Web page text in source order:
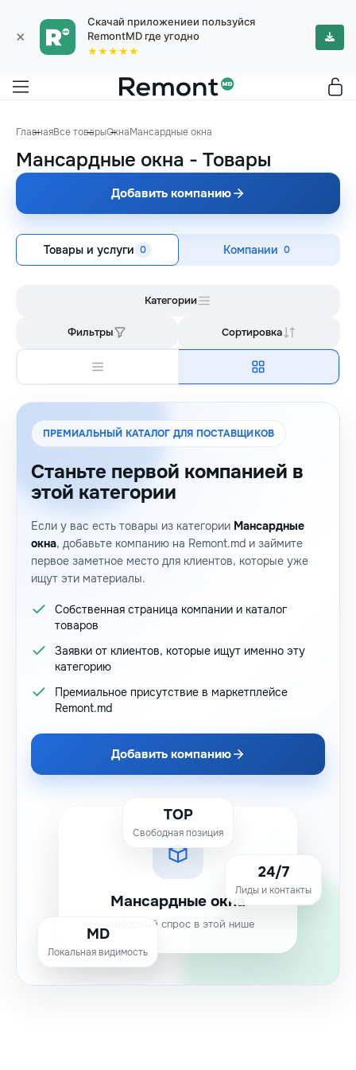
×
Скачай приложениеи пользуйся
RemontMD где угодно
★★★★★
ГлавнаяВсе товарыОкнаМансардные окна
Мансардные окна - Товары
Добавить компанию
Товары и услуги 0 Компании 0
Категории
Фильтры Сортировка
ПРЕМИАЛЬНЫЙ КАТАЛОГ ДЛЯ ПОСТАВЩИКОВ
Станьте первой компанией в
этой категории
Если у вас есть товары из категории Мансардные
окна, добавьте компанию на Remont.md и займите
первое заметное место для клиентов, которые уже
ищут эти материалы.
Собственная страница компании и каталог
товаров
Заявки от клиентов, которые ищут именно эту
категорию
Премиальное присутствие в маркетплейсе
Remont.md
Добавить компанию
Мансардные окна
Свободный спрос в этой нише
TOP
Свободная позиция
24/7
Лиды и контакты
MD
Локальная видимость